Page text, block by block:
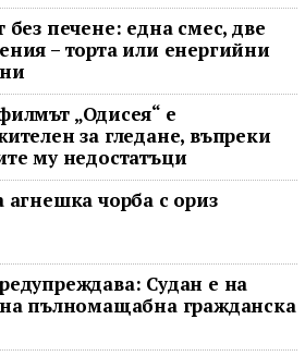
без печене: една смес, две
– торта или енергийни
„Одисея“ е
за гледане, въпреки
му недостатъци
агнешка чорба с ориз
Судан е на
пълномащабна гражданска